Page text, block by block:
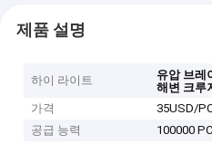
제품 설명
하이 라이트 유압 브레
해변 크루
가격
35USD/
공급 능력
100000